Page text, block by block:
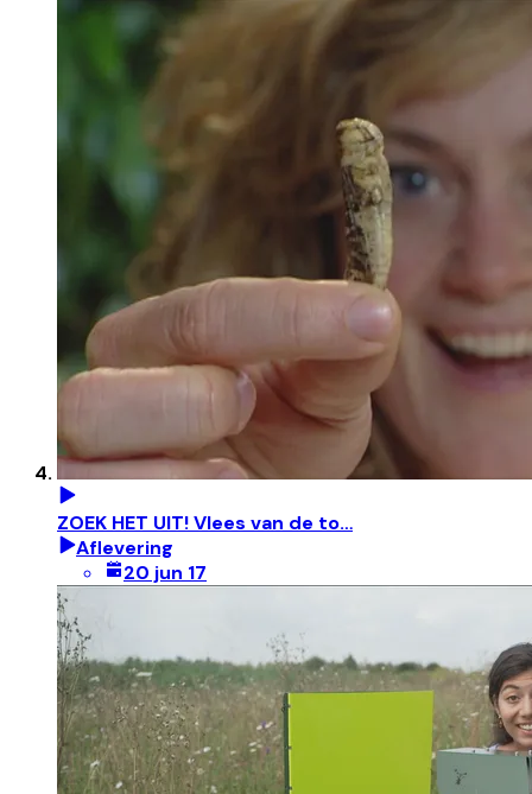
ZOEK HET UIT! Vlees van de to…
Aflevering
20 jun 17